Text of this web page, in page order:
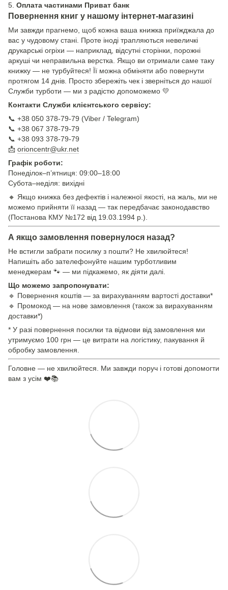
5. Оплата частинами Приват банк
Повернення книг у нашому інтернет-магазині
Ми завжди прагнемо, щоб кожна ваша книжка приїжджала до
вас у чудовому стані. Проте іноді трапляються невеличкі
друкарські огріхи — наприклад, відсутні сторінки, порожні
аркуші чи неправильна верстка. Якщо ви отримали саме таку
книжку — не турбуйтеся! Її можна обміняти або повернути
протягом 14 днів. Просто збережіть чек і зверніться до нашої
Служби турботи — ми з радістю допоможемо 💛
Контакти Служби клієнтського сервісу:
📞 +38 050 378-79-79 (Viber / Telegram)
📞 +38 067 378-79-79
📞 +38 093 378-79-79
📩 orioncentr@ukr.net
Графік роботи:
Понеділок–п’ятниця: 09:00–18:00
Субота–неділя: вихідні
🔸 Якщо книжка без дефектів і належної якості, на жаль, ми не
можемо прийняти її назад — так передбачає законодавство
(Постанова КМУ №172 від 19.03.1994 р.).
А якщо замовлення повернулося назад?
Не встигли забрати посилку з пошти? Не хвилюйтеся!
Напишіть або зателефонуйте нашим турботливим
менеджерам 🐾 — ми підкажемо, як діяти далі.
Що можемо запропонувати:
🔹 Повернення коштів — за вирахуванням вартості доставки*
🔹 Промокод — на нове замовлення (також за вирахуванням
доставки*)
* У разі повернення посилки та відмови від замовлення ми
утримуємо 100 грн — це витрати на логістику, пакування й
обробку замовлення.
Головне — не хвилюйтеся. Ми завжди поруч і готові допомогти
вам з усім ❤️📚